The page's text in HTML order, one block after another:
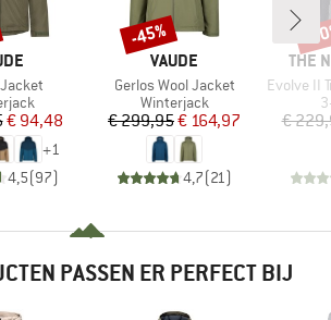
prijs
€ 94,48
+1
4,5(97)
MERK
VAUDE
Artikel
Gerlos Wool Jacket
Productgroep
Winterjack
Prijs
€ 299,95Verlaagde prijs
€ 164,97
4,7(21)
Korting
-45%
MERK
THE
Artikel
Evolve II
€
-
PASSEN ER PERFECT BIJ